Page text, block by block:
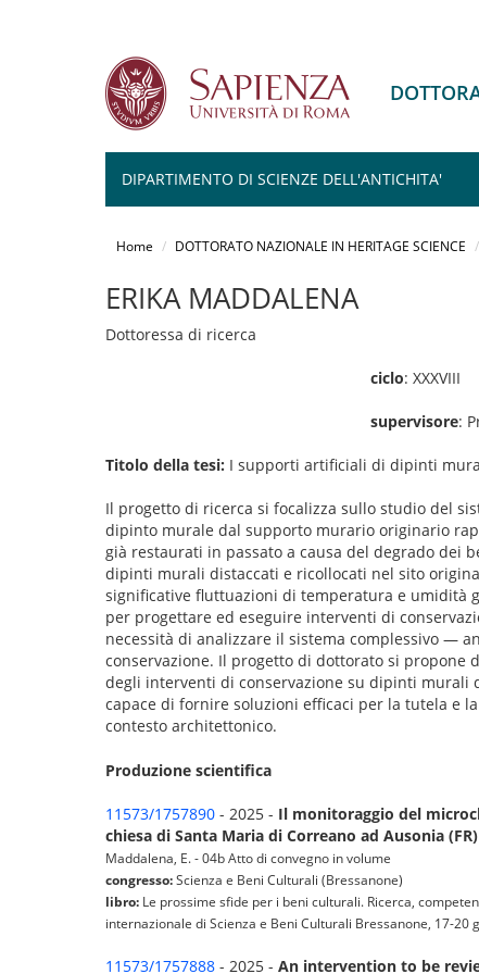
DIPARTIMENTO DI SCIENZE DELL'ANTICHITA'
Home DOTTORATO NAZIONALE IN HERITAGE SCIENCE
ERIKA MADDALENA
Dottoressa di ricerca
ciclo: XXXVIII
supervisore:
Titolo della tesi: I supporti artificiali di dipinti
Il progetto di ricerca si focalizza sullo studio del
dipinto murale dal supporto murario originario
già restaurati in passato a causa del degrado dei
dipinti murali distaccati e ricollocati nel sito
significative fluttuazioni di temperatura e umidità
per progettare ed eseguire interventi di
necessità di analizzare il sistema complessivo —
conservazione. Il progetto di dottorato si propone
degli interventi di conservazione su dipinti murali
capace di fornire soluzioni efficaci per la tutela e
contesto architettonico.
Produzione scientifica
11573/1757890 - 2025 - Il monitoraggio del
chiesa di Santa Maria di Correano ad Ausonia (FR)
Maddalena, E. - 04b Atto di convegno in volume
congresso:Scienza e Beni Culturali (Bressanone)
libro: Le prossime sfide per i beni culturali. Ricerca,
internazionale di Scienza e Beni Culturali Bressanone, 17-20
11573/1757888 - 2025 - An intervention to be